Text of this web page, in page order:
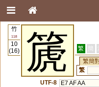
竹
118
10
(16)
篪 繁 簡
繁簡
繁
UTF-8
E7 AF AA